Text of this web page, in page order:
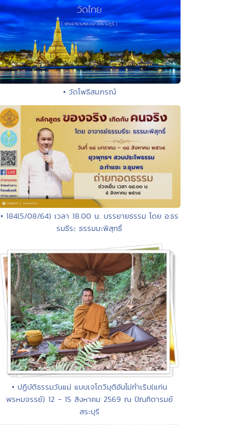
• วัดโพธิสมภรณ์
• 184(5/08/64) เวลา 18.00 น. บรรยายธรรม โดย อ.ธร
รมธีระ ธรรมมะพิสุทธิ์
• ปฏิบัติธรรมวันแม่ แบบเจโตวิมุติอันไม่กำเริบ(แก่น
พรหมจรรย์) 12 - 15 สิงหาคม 2569 ณ ปัณฑิตารมย์
สระบุรี